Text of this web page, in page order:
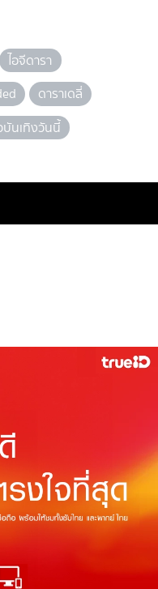
ไอจีดารา
ดาราเดลี่
บันเทิงวันนี้